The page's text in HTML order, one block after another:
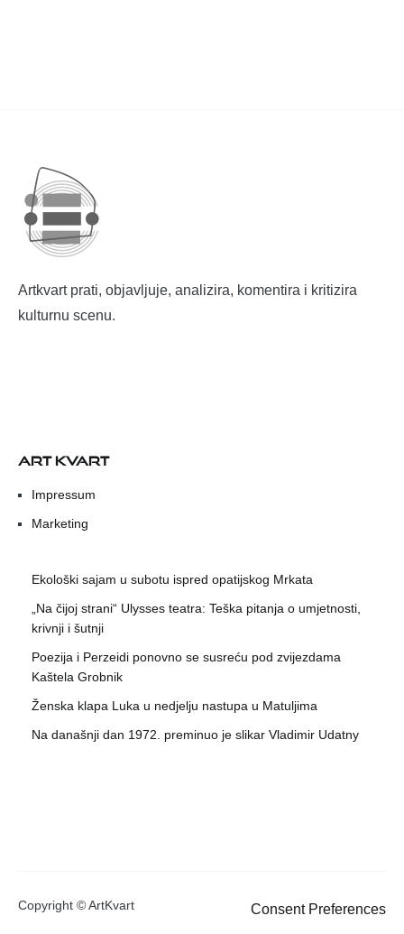
Artkvart prati, objavljuje, analizira, komentira i kritizira
kulturnu scenu.
ART KVART
Impressum
Marketing
Ekološki sajam u subotu ispred opatijskog Mrkata
„Na čijoj strani“ Ulysses teatra: Teška pitanja o umjetnosti,
krivnji i šutnji
Poezija i Perzeidi ponovno se susreću pod zvijezdama
Kaštela Grobnik
Ženska klapa Luka u nedjelju nastupa u Matuljima
Na današnji dan 1972. preminuo je slikar Vladimir Udatny
Copyright © ArtKvart Consent Preferences